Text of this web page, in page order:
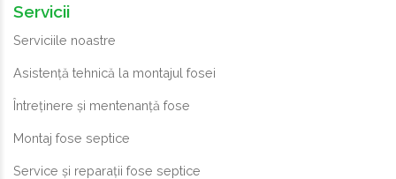
Servicii
Serviciile noastre
Asistență tehnică la montajul fosei
Întreținere și mentenanță fose
Montaj fose septice
Service și reparații fose septice